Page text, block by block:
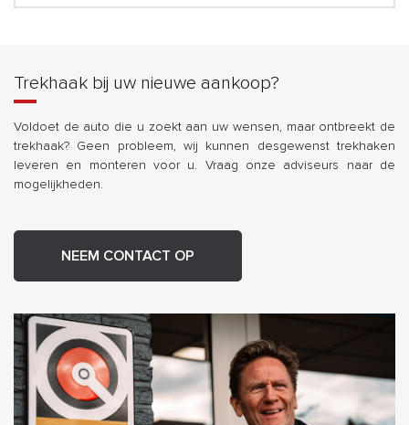
Trekhaak bij uw nieuwe aankoop?
Voldoet de auto die u zoekt aan uw wensen, maar ontbreekt de
trekhaak? Geen probleem, wij kunnen desgewenst trekhaken
leveren en monteren voor u. Vraag onze adviseurs naar de
mogelijkheden.
NEEM CONTACT OP